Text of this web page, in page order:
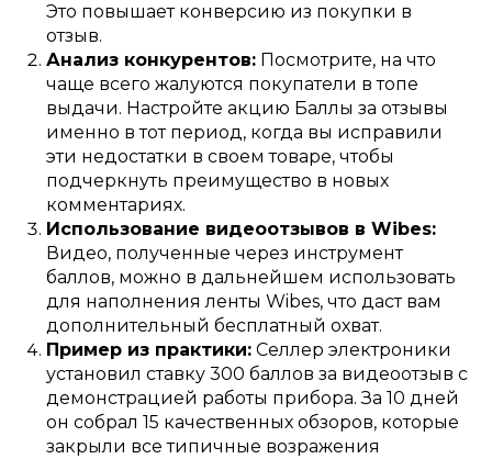
Это повышает конверсию из покупки в
отзыв.
Анализ конкурентов: Посмотрите, на что
чаще всего жалуются покупатели в топе
выдачи. Настройте акцию Баллы за отзывы
именно в тот период, когда вы исправили
эти недостатки в своем товаре, чтобы
подчеркнуть преимущество в новых
комментариях.
Использование видеоотзывов в Wibes:
Видео, полученные через инструмент
баллов, можно в дальнейшем использовать
для наполнения ленты Wibes, что даст вам
дополнительный бесплатный охват.
Пример из практики: Селлер электроники
установил ставку 300 баллов за видеоотзыв с
демонстрацией работы прибора. За 10 дней
он собрал 15 качественных обзоров, которые
закрыли все типичные возражения
инн
237000820219
написать нам
вакансии
яндекс маркет
ozon
wildberries
telegram
vkontakte
whatsapp
политика конфиденциальности
стоимость
кейсы
блог
SEO